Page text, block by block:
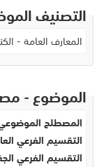
التصنيف
المعارف العامة -
الموضوع -
المصطلح
التقسيم الفرعي
التقسيم الفرعي